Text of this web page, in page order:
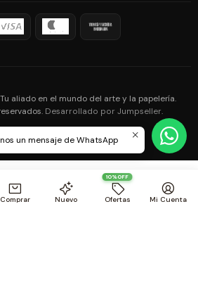
Comprar Nuevo
10%OFF
Ofertas Mi Cuenta
aliado en el mundo del arte y la papelería.
Desarrollado por Jumpseller.
un mensaje de WhatsApp